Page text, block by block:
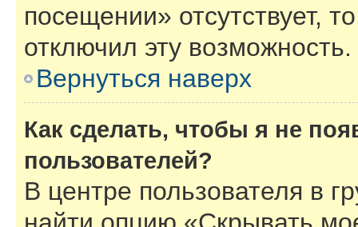
посещении» отсутствует,
отключил эту возможность.
Вернуться наверх
Как сделать, чтобы я не
пользователей?
В центре пользователя в